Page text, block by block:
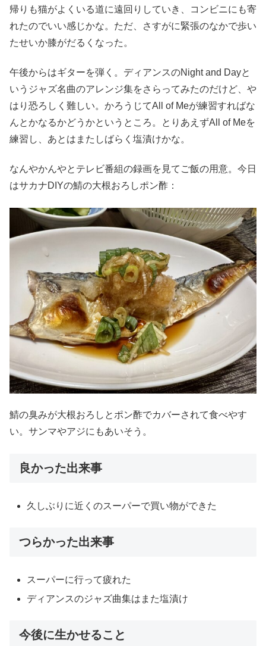
帰りも猫がよくいる道に遠回りしていき、コンビニにも寄
れたのでいい感じかな。ただ、さすがに緊張のなかで歩い
たせいか膝がだるくなった。
午後からはギターを弾く。ディアンスのNight and Dayと
いうジャズ名曲のアレンジ集をさらってみたのだけど、や
はり恐ろしく難しい。かろうじてAll of Meが練習すればな
んとかなるかどうかというところ。とりあえずAll of Meを
練習し、あとはまたしばらく塩漬けかな。
なんやかんやとテレビ番組の録画を見てご飯の用意。今日
はサカナDIYの鯖の大根おろしポン酢：
鯖の臭みが大根おろしとポン酢でカバーされて食べやす
い。サンマやアジにもあいそう。
良かった出来事
久しぶりに近くのスーパーで買い物ができた
つらかった出来事
スーパーに行って疲れた
ディアンスのジャズ曲集はまた塩漬け
今後に生かせること